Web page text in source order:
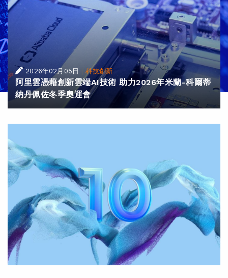
2026年02月05日 |科技創新
阿里雲憑藉創新雲端AI技術 助力2026年米蘭-科爾蒂
納丹佩佐冬季奧運會